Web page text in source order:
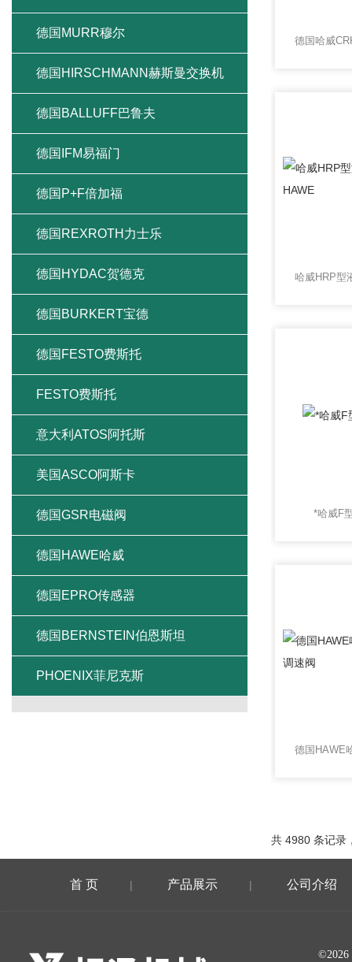
*哈威F
共 4980 条记
德国MURR穆尔
德国HIRSCHMANN赫斯曼交换机
德国BALLUFF巴鲁夫
德国IFM易福门
德国P+F倍加福
德国REXROTH力士乐
德国HYDAC贺德克
德国BURKERT宝德
德国FESTO费斯托
FESTO费斯托
意大利ATOS阿托斯
美国ASCO阿斯卡
德国GSR电磁阀
德国HAWE哈威
德国EPRO传感器
德国BERNSTEIN伯恩斯坦
PHOENIX菲尼克斯
首 页 | 产品展示 | 公司介绍